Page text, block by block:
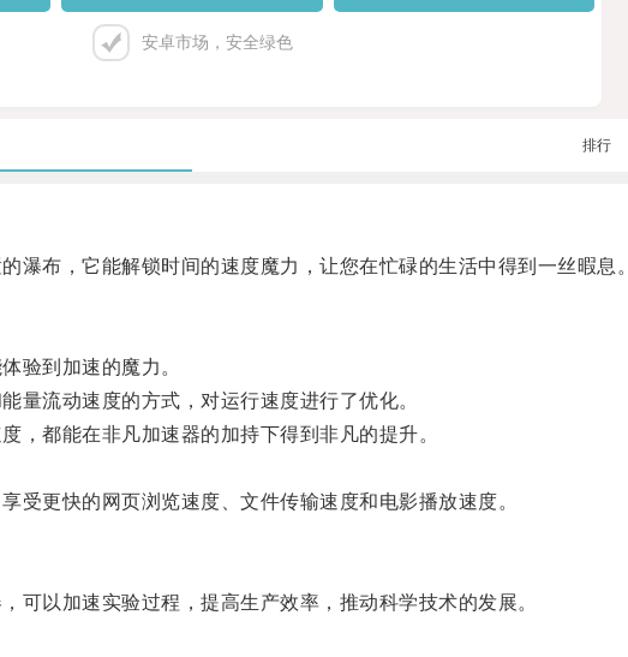
安卓市场，安全绿色
排行
布，它能解锁时间的速度魔力，让您在忙碌的生活中得到一丝暇息。
验到加速的魔力。
流动速度的方式，对运行速度进行了优化。
都能在非凡加速器的加持下得到非凡的提升。
更快的网页浏览速度、文件传输速度和电影播放速度。
以加速实验过程，提高生产效率，推动科学技术的发展。